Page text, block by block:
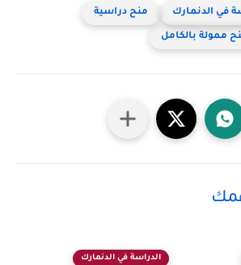
في الدنمارك منح دراسية
ممولة بالكامل
الدراسة في الدنمارك